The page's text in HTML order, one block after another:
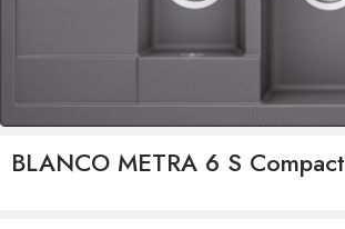
BLANCO METRA 6 S Compact